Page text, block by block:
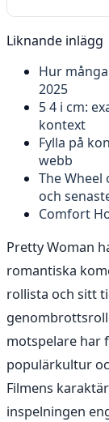
Liknande inlägg
Hur
2025
5 4 i cm:
kontext
Fylla på
webb
The Wheel
och
Comfort
Pretty Woman
romantiska
rollista och sitt
motspelare har
populärkultur
Filmens
inspelningen